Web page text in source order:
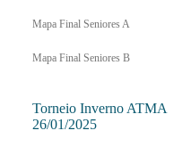
Mapa Final Seniores A
Mapa Final Seniores B
Torneio Inverno ATMA
26/01/2025